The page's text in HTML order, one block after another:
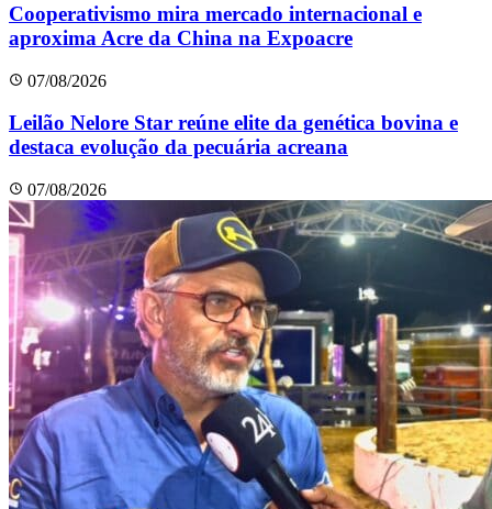
Cooperativismo mira mercado internacional e
aproxima Acre da China na Expoacre
07/08/2026
Leilão Nelore Star reúne elite da genética bovina e
destaca evolução da pecuária acreana
07/08/2026